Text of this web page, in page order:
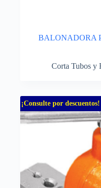
BALONADORA
Corta Tubos y
¡Consulte por descuentos!